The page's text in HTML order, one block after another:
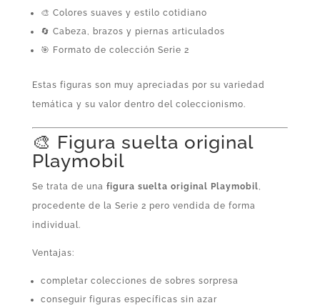
🎨 Colores suaves y estilo cotidiano
🔄 Cabeza, brazos y piernas articulados
🎯 Formato de colección Serie 2
Estas figuras son muy apreciadas por su variedad
temática y su valor dentro del coleccionismo.
🎨 Figura suelta original
Playmobil
Se trata de una figura suelta original Playmobil
procedente de la Serie 2 pero vendida de forma
individual.
Ventajas:
completar colecciones de sobres sorpresa
conseguir figuras específicas sin azar